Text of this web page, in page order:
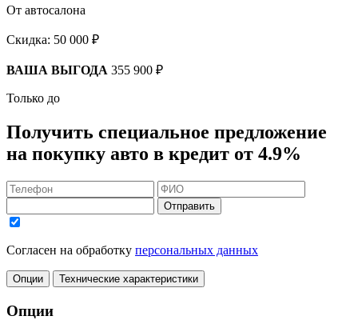
От автосалона
Скидка: 50 000 ₽
ВАША ВЫГОДА 355 900 ₽
Только до
Получить специальное предложение
на покупку авто в кредит от 4.9%
Отправить
Согласен на обработку персональных данных
Опции Технические характеристики
Опции